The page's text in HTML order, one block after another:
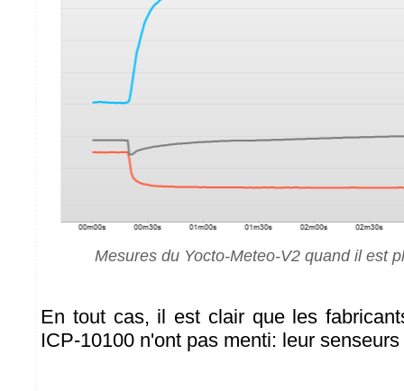
Mesures du Yocto-Meteo-V2 quand il est
En tout cas, il est clair que les
ICP-10100 n'ont pas menti: leur